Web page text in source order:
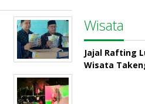
Wisata
Jajal Rafting
Wisata